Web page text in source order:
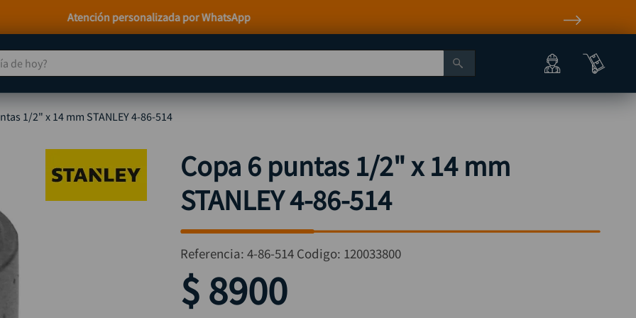
Paga a Crédito con Addi y Sistecrédito
hoy?
1/2" x 14 mm STANLEY 4-86-514
Copa 6 puntas 1/2" x 14 mm
STANLEY 4-86-514
Referencia: 4-86-514 Codigo: 120033800
$ 8900
TÉRMINOS MÁS BUSCADOS
1 taladro
compresor